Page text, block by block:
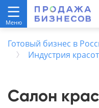
Готовый бизнес в
Индустрия
Салон